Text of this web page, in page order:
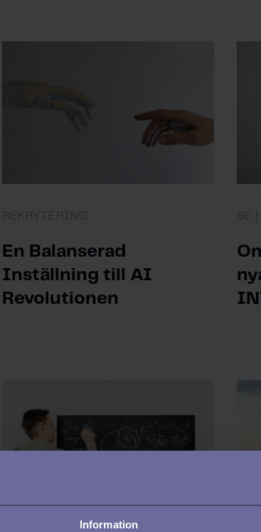
Information
En Balanserad
Inställning till AI
Revolutionen